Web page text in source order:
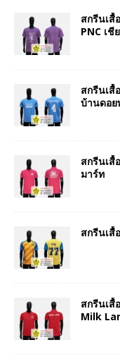
สกรีนเสื้
PNC เชี
สกรีนเสื้
บ้านดอ
สกรีนเสื้
มาร์ท
สกรีนเสื้
สกรีนเสื้
Milk